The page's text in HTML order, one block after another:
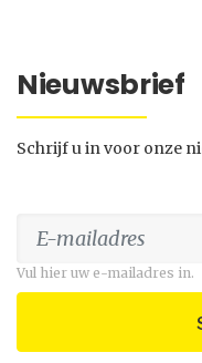
Nieuwsbrief
Schrijf u in voor onze
Vul hier uw e-mailadres in.